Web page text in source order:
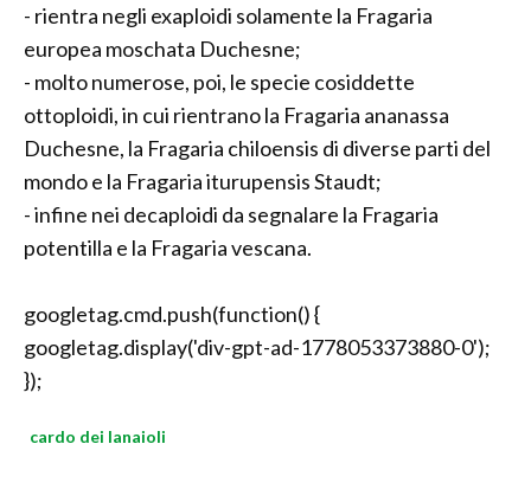
- rientra negli exaploidi solamente la Fragaria
europea moschata Duchesne;
- molto numerose, poi, le specie cosiddette
ottoploidi, in cui rientrano la Fragaria ananassa
Duchesne, la Fragaria chiloensis di diverse parti del
mondo e la Fragaria iturupensis Staudt;
- infine nei decaploidi da segnalare la Fragaria
potentilla e la Fragaria vescana.
googletag.cmd.push(function() {
googletag.display('div-gpt-ad-1778053373880-0');
});
cardo dei lanaioli